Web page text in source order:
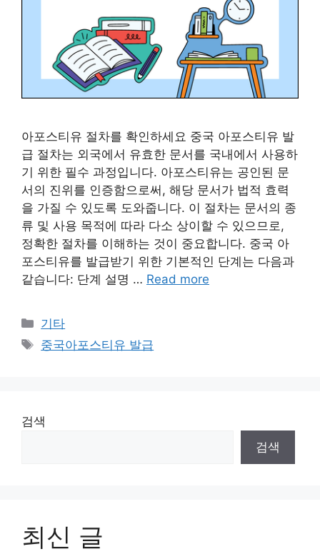
아포스티유 절차를 확인하세요 중국 아포스티유 발
급 절차는 외국에서 유효한 문서를 국내에서 사용하
기 위한 필수 과정입니다. 아포스티유는 공인된 문
서의 진위를 인증함으로써, 해당 문서가 법적 효력
을 가질 수 있도록 도와줍니다. 이 절차는 문서의 종
류 및 사용 목적에 따라 다소 상이할 수 있으므로,
정확한 절차를 이해하는 것이 중요합니다. 중국 아
포스티유를 발급받기 위한 기본적인 단계는 다음과
같습니다: 단계 설명 … Read more
Categories
기타
Tags
중국아포스티유 발급
검색
검색
최신 글